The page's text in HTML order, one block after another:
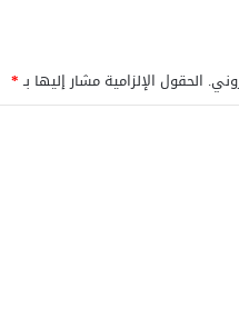
الحقول الإلزامية مشار إليها بـ*